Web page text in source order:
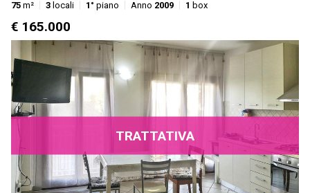
75 m² 3 locali 1° piano Anno 2009 1 box
€ 165.000
TRATTATIVA